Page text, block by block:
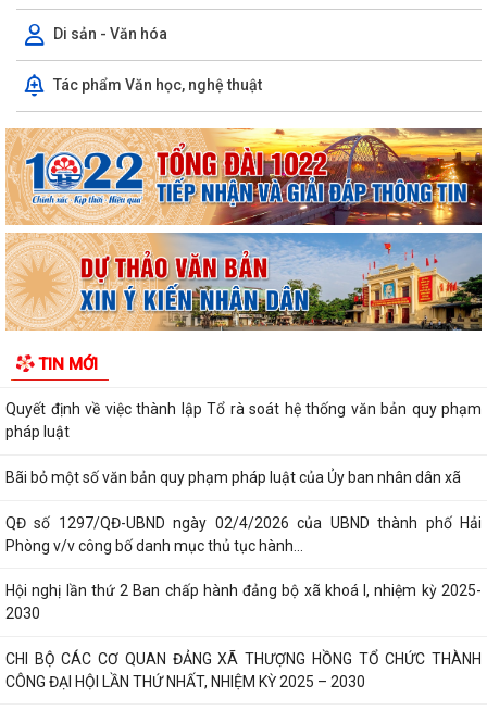
Di sản - Văn hóa
Tác phẩm Văn học, nghệ thuật
TIN MỚI
Quyết định số 1573/QĐ-UBND Về việc cho Tổng Công ty phát triển đô
thị Kinh Bắc - CTCP thuê đất để...
Chương trình công tác tháng 7 năm 2026 của UBND xã Thượng Hồng
Thông báo về số lượng, tên gọi các thôn sau sắp xếp, tổ chức lại các
thôn trên địa bàn xã Thượng...
UBND xã Thượng Hồng ban hành quyết định về nội quy tiếp công dân
tại Trụ sở UBND xã
hộ kinh doanh tiêu biểu trên...
Quyết định về việc thành lập Tổ rà soát hệ thống văn bản quy phạm
pháp luật
Bãi bỏ một số văn bản quy phạm pháp luật của Ủy ban nhân dân xã
QĐ số 1297/QĐ-UBND ngày 02/4/2026 của UBND thành phố Hải
Phòng v/v công bố danh mục thủ tục hành...
Hội nghị lần thứ 2 Ban chấp hành đảng bộ xã khoá I, nhiệm kỳ 2025-
2030
CHI BỘ CÁC CƠ QUAN ĐẢNG XÃ THƯỢNG HỒNG TỔ CHỨC THÀNH
CÔNG ĐẠI HỘI LẦN THỨ NHẤT, NHIỆM KỲ 2025 – 2030